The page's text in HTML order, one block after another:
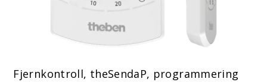
Fjernkontroll, theSendaP, programmering